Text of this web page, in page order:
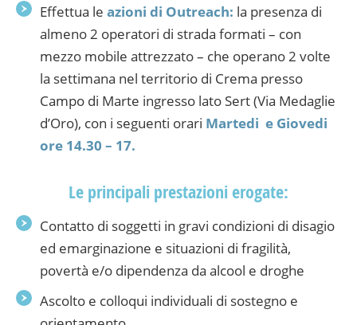
Effettua le azioni di Outreach: la presenza di
almeno 2 operatori di strada formati – con
mezzo mobile attrezzato – che operano 2 volte
la settimana nel territorio di Crema presso
Campo di Marte ingresso lato Sert (Via Medaglie
d’Oro), con i seguenti orari Martedi e Giovedi
ore 14.30 – 17.
Le principali prestazioni erogate:
Contatto di soggetti in gravi condizioni di disagio
ed emarginazione e situazioni di fragilità,
povertà e/o dipendenza da alcool e droghe
Ascolto e colloqui individuali di sostegno e